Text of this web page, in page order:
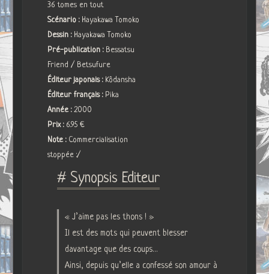
36 tomes en tout
Scénario : Hayakawa Tomoko
Dessin : Hayakawa Tomoko
Pré-publication : Bessatsu
Friend / Betsufure
Éditeur japonais : Kôdansha
Éditeur français : Pika
Année :2000
Prix : 6.95 €
Note : Commercialisation
stoppée :/
# Synopsis Editeur
« J’aime pas les thons ! »
Il est des mots qui peuvent blesser
davantage que des coups…
Ainsi, depuis qu’elle a confessé son amour à